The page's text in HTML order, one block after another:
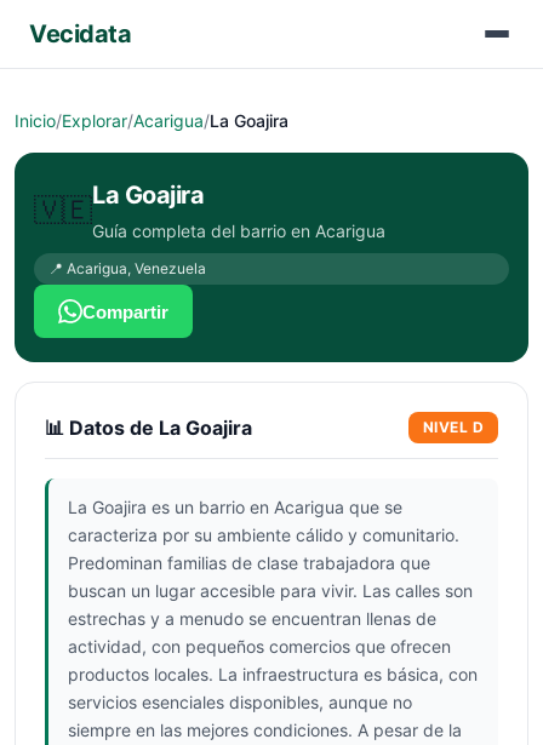
Vecidata
Inicio/Explorar/Acarigua/La Goajira
🇻🇪La Goajira
Guía completa del barrio en Acarigua
📍 Acarigua, Venezuela
Compartir
📊 Datos de La Goajira NIVEL D
La Goajira es un barrio en Acarigua que se
caracteriza por su ambiente cálido y comunitario.
Predominan familias de clase trabajadora que
buscan un lugar accesible para vivir. Las calles son
estrechas y a menudo se encuentran llenas de
actividad, con pequeños comercios que ofrecen
productos locales. La infraestructura es básica, con
servicios esenciales disponibles, aunque no
siempre en las mejores condiciones. A pesar de la